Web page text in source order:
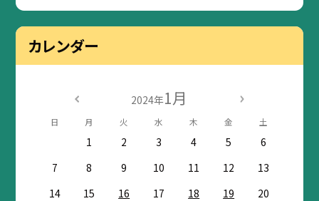
カレンダー
2024年1月
日 月 火 水 木 金 土
1 2 3 4 5
6
7
8 9 10 11 12
13
14
15 16 17 18 19
20